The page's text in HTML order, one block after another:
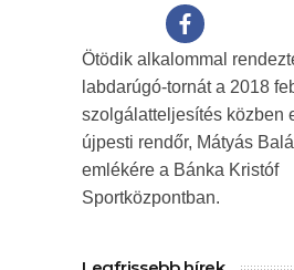
Ötödik alkalommal
labdarúgó-tornát a 2018
szolgálatteljesítés közben
újpesti rendőr, Mátyás
emlékére a Bánka Kristóf
Sportközpontban.